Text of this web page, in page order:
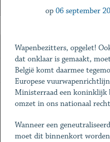
op 06 september
Wapenbezitters, opgelet!
dat onklaar is gemaakt,
België komt daarmee
Europese
Ministerraad een koninklijk
omzet in ons nationaal
Wanneer een
moet dit binnenkort worden